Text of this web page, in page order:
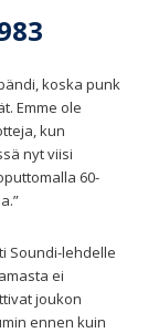
koska punk
Emme ole
kun
nyt viisi
60-
Soundi-lehdelle
ei
joukon
ennen kuin